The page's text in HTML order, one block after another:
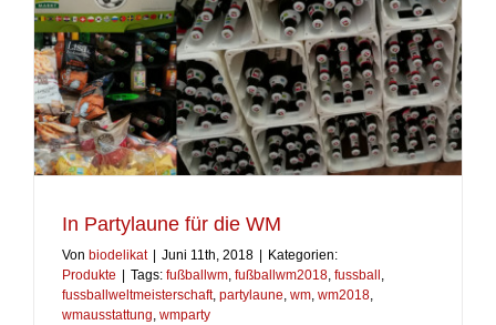
In Partylaune für die WM
Von biodelikat Juni 11th, 2018
Kategorien:
Produkte
Tags: fußballwm, fußballwm2018, fussball ,
fussballweltmeisterschaft, partylaune, wm, wm2018,
wmausstattung, wmparty